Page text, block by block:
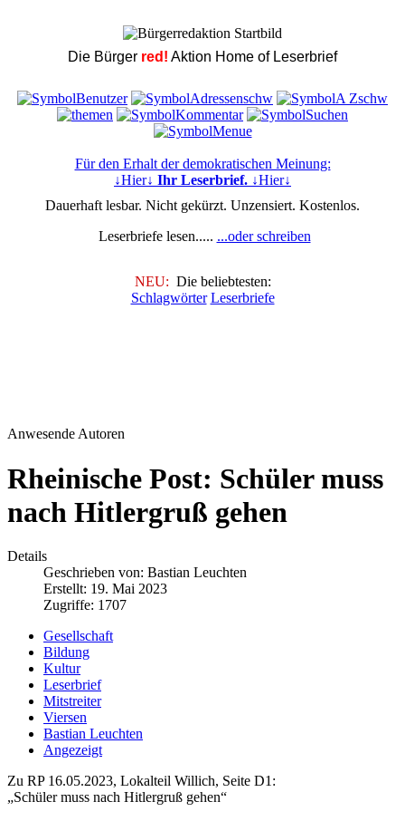
Die Bürger red! Aktion Home of Leserbrief
Für den Erhalt der demokratischen Meinung:
↓Hier↓ Ihr Leserbrief. ↓Hier↓
Dauerhaft lesbar. Nicht gekürzt. Unzensiert. Kostenlos.
Leserbriefe lesen..... ...oder schreiben
NEU: Die beliebtesten:
Schlagwörter Leserbriefe
Anwesende Autoren
Rheinische Post: Schüler muss
nach Hitlergruß gehen
Details
Geschrieben von: Bastian Leuchten
Erstellt: 19. Mai 2023
Zugriffe: 1707
Gesellschaft
Bildung
Kultur
Leserbrief
Mitstreiter
Viersen
Bastian Leuchten
Angezeigt
Zu RP 16.05.2023, Lokalteil Willich, Seite D1:
„Schüler muss nach Hitlergruß gehen“